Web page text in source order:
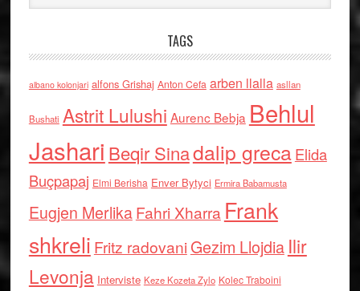
TAGS
albano kolonjari alfons Grishaj Anton Cefa arben llalla asllan
Bushati Astrit Lulushi Aurenc Bebja Behlul
Jashari Beqir Sinadalip grecaElida
Buçpapaj Elmi Berisha Enver Bytyci Ermira Babamusta
Eugjen MerlikaFahri Xharra Frank
shkreli Fritz radovaniGezim Llojdia Ilir
Levonja Interviste Keze Kozeta Zylo Kolec Traboini